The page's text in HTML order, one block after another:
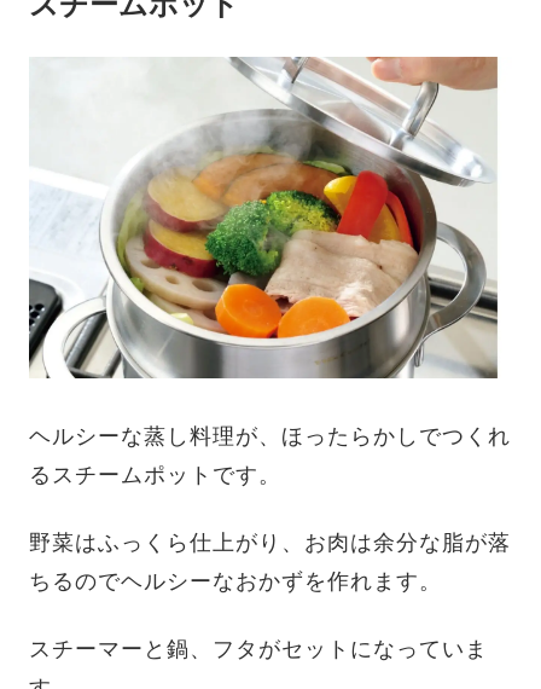
ヘルシーな蒸し料理が、ほったらかしでつくれ
るスチームポットです。
野菜はふっくら仕上がり、お肉は余分な脂が落
ちるのでヘルシーなおかずを作れます。
スチーマーと鍋、フタがセットになっていま